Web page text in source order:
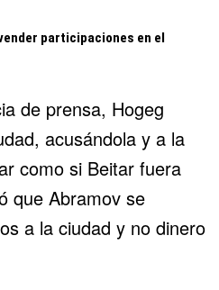
participaciones en el
de prensa, Hogeg
acusándola y a la
como si Beitar fuera
que Abramov se
a la ciudad y no dinero